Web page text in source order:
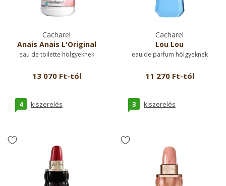
Cacharel
Anais Anais L'Original
eau de toilette hölgyeknek
13 070 Ft-tól
4 kiszerelés
Cacharel
Lou Lou
eau de parfum hölgyeknek
11 270 Ft-tól
3 kiszerelés